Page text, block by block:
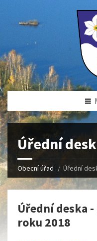
Úřední
Obecní úřad Úřední
Úřední deska
roku 2018